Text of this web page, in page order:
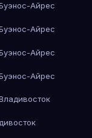
Айрес
Айрес
Айрес
Айрес